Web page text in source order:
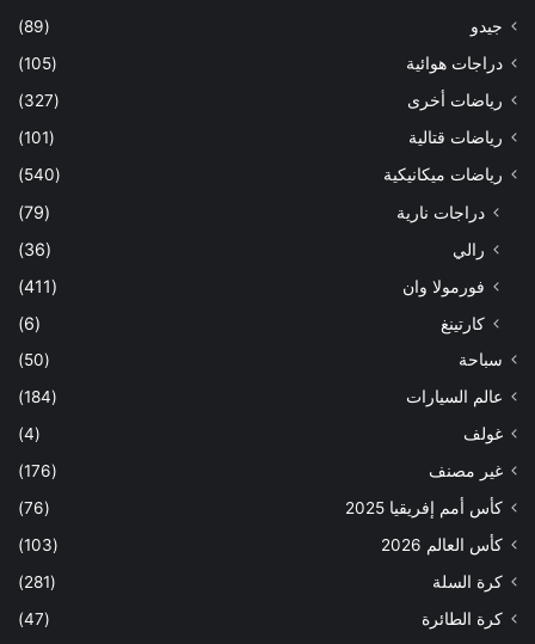
جيدو
(89)
دراجات هوائية
(105)
رياضات أخرى
(327)
رياضات قتالية
(101)
رياضات ميكانيكية
(540)
دراجات نارية
(79)
رالي
(36)
فورمولا وان
(411)
كارتينغ
(6)
سباحة
(50)
عالم السيارات
(184)
غولف
(4)
غير مصنف
(176)
كأس أمم إفريقيا 2025
(76)
كأس العالم 2026
(103)
كرة السلة
(281)
كرة الطائرة
(47)